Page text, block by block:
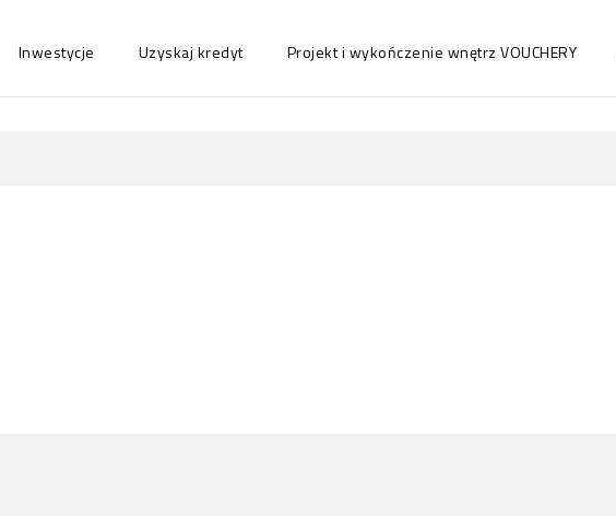
Inwestycje Uzyskaj kredyt Projekt i wykończenie wnętrz VOUCHERY